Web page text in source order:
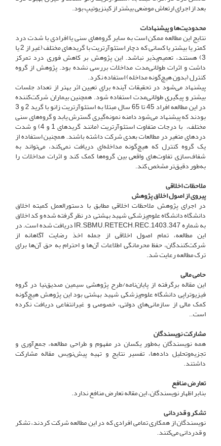
بعد از اجرای ارتعاش موضعی بیشتر از کینزیوتیپ بود.
محدودیت‌ها و پیشنهادات
نتایج این مطالعه ممکن است به سایر گروه‌های سنی یا افرادی با شدت درد
کمتر یا بیشتر یا کسانی که دچار استئوآرتریت با گریدهای مختلف (غیر از 2 یا
3) هستند، تعمیم‌پذیر نباشد. این پژوهش بر کاهش فوری درد تمرکز
داشت و اثرات طولانی‌مدت مداخلات بررسی نشده بود. پژوهش از گروه
کنترل (بدون هیچ‌گونه مداخله) استفاده نکرد.
پیشنهاد می‌شود در تحقیقات آینده برای تعیین اثر بهتر از تعداد جلسات
بیشتر و پیگیری طولانی‌مدت استفاده شود. همچنین بیماران شرکت‌کننده
در این مطالعه افراد 45 تا 65 سال مبتلا به استئوآرتریت زانو با گرید 2 و 3
بودند که پیشنهاد می‌شود دامنه نمونه‌گیری گسترش یابد و گروه‌های سنی
مختلف، با درجات متفاوت استئوآرتریت (مانند گریدهای 1 و 4) و شدت
دردهای متغیر در مطالعات بعدی شرکت داشته باشند. همچنین استفاده از
یک گروه کنترل که هیچ‌گونه مداخله‌ای دریافت نمی‌کند، می‌تواند به
شفاف‌سازی تفاوت‌های واقعی بین گروه‌ها کمک کند و اثرات مداخلات را
به‌طور دقیق‌تر مشخص کند.
ملاحظات اخلاقی
پیروی از اصول اخلاق پژوهش
در اجرای پژوهش ملاحظات اخلاقی مطابق با دستورالعمل کمیته اخلاق
دانشگاه دانشگاه علوم‌پزشکی شهید بهشتی در نظر گرفته شده و کد اخلاق
به شماره IR.SBMU.RETECH.REC.1403.347 دریافت شده است. در
این مطالعه، تمام اصول اخلاقی از جمله اخذ رضایت آگاهانه از
شرکت‌کنندگان، حفظ محرمانگی اطلاعات آن‌ها و احترام به حق آن‌ها برای
ترک مطالعه رعایت شد.
حامی مالی
این مقاله برگرفته از پایان‌نامه/طرح پژوهشی سیمین صدیق‌نیا در گروه
فیزیوتراپی دانشگاه علوم‌پزشکی شهید بهشتی بود این پژوهش هیچ‌گونه
کمک مالی از سازمانی‌های دولتی، خصوصی و غیرانتفاعی دریافت نکرده
است..
مشارکت نویسندگان
همه نویسندگان به‌طور یکسان در مفهوم و طراحی مطالعه، جمع‌آوری و
تجزیه‌وتحلیل داده‌ها، تفسیر نتایج و تهیه پیش‌نویس مقاله مشارکت
داشتند.
تعارض منافع
بنابر اظهار نویسندگان، این مقاله تعارض منافع ندارد.
تشکر و قدردانی
نویسندگان از همکاری تمامی افرادی که در این مطالعه شرکت کردند، تشکر
و قدردانی می‌کنند.